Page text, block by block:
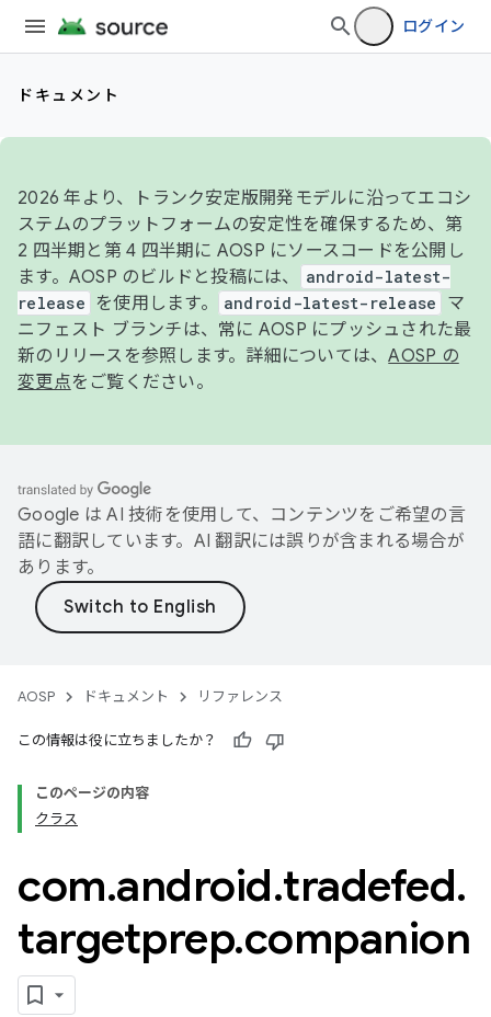
ログイン
ドキュメント
2026 年より、トランク安定版開発モデルに沿ってエコシ
ステムのプラットフォームの安定性を確保するため、第
2 四半期と第 4 四半期に AOSP にソースコードを公開し
ます。AOSP のビルドと投稿には、
android-latest-
release
を使用します。 android-latest-release
マ
ニフェスト ブランチは、常に AOSP にプッシュされた最
新のリリースを参照します。詳細については、AOSP の
変更点をご覧ください。
Google は AI 技術を使用して、コンテンツをご希望の言
語に翻訳しています。AI 翻訳には誤りが含まれる場合が
あります。
AOSP ドキュメント リファレンス
この情報は役に立ちましたか？
このページの内容
クラス
com.android.tradefed.
targetprep.companion